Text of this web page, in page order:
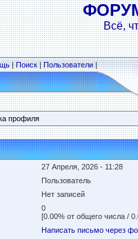
Всё,
|Поиск|Пользователи|
профиля
27 Апреля, 2026 - 11:28
Пользователь
Нет записей
0
[0.00% от общего числа /
Написать письмо через